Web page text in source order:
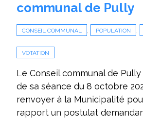
communal de Pully
CONSEIL COMMUNAL POPULATION
VOTATION
Le Conseil communal de
de sa séance du 8 octobre
renvoyer à la Municipalité
rapport un postulat